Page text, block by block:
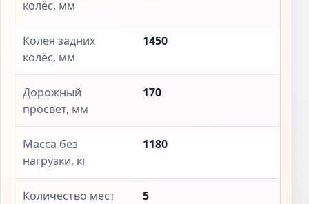
колёс, мм
Колея задних
колёс, мм
1450
Дорожный
просвет, мм
170
Масса без
нагрузки, кг
1180
Количество мест 5